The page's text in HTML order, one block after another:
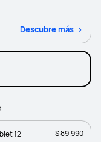
Descubre más
12
$ 89.990